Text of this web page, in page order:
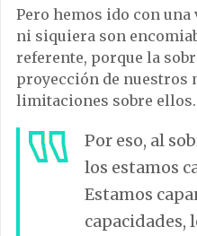
Pero hemos ido con
ni siquiera son
referente, porque la
proyección de nuestros
limitaciones sobre ellos.
Por eso, al
los estamos
Estamos
capacidades,